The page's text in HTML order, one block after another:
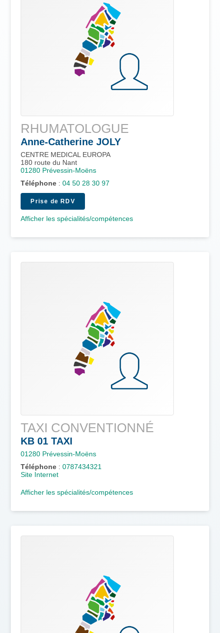
RHUMATOLOGUE
Anne-Catherine JOLY
CENTRE MEDICAL EUROPA
180 route du Nant
01280 Prévessin-Moëns
Téléphone : 04 50 28 30 97
Prise de RDV
Afficher les spécialités/compétences
TAXI CONVENTIONNÉ
KB 01 TAXI
01280 Prévessin-Moëns
Téléphone : 0787434321
Site Internet
Afficher les spécialités/compétences